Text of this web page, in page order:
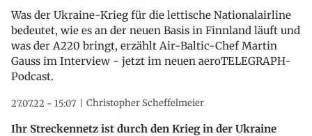
Was der Ukraine-Krieg für die lettische Nationalairline
bedeutet, wie es an der neuen Basis in Finnland läuft und
was der A220 bringt, erzählt Air-Baltic-Chef Martin
Gauss im Interview - jetzt im neuen aeroTELEGRAPH-
Podcast.
27.07.22 - 15:07 Christopher Scheffelmeier
Ihr Streckennetz ist durch den Krieg in der Ukraine